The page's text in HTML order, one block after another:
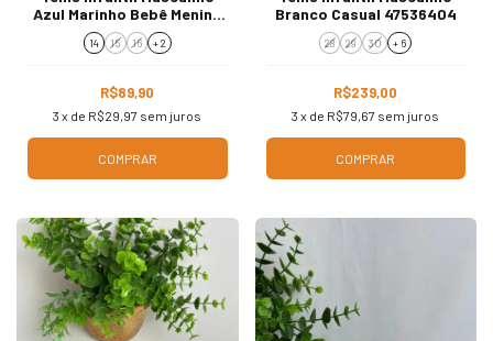
Azul Marinho Bebê Menino
3984B
14 15 16 + 2
R$89,90
3 x de R$29,97 sem juros
COMPRAR
Branco Casual 47536404
28 29 30 + 6
R$239,00
3 x de R$79,67 sem juros
COMPRAR